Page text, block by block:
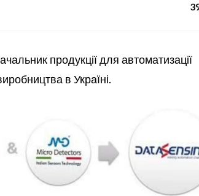
продукції для автоматизації
в Україні.